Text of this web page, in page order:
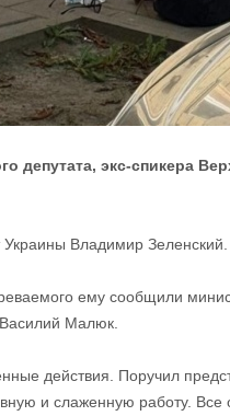
депутата, экс-спикера
Украины Владимир Зеленский.
ему сообщили
Малюк.
действия. Поручил
и слаженную работу. Все